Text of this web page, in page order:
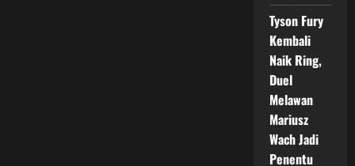
Tyson Fury
Kembali
Naik Ring,
Duel
Melawan
Mariusz
Wach Jadi
Penentu